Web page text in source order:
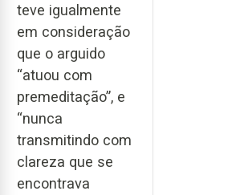
teve igualmente
em consideração
que o arguido
“atuou com
premeditação”, e
“nunca
transmitindo com
clareza que se
encontrava